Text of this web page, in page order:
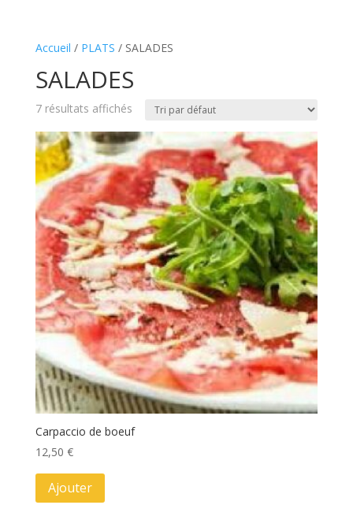
Accueil / PLATS / SALADES
SALADES
7 résultats affichés
Carpaccio de boeuf
12,50 €
Ajouter